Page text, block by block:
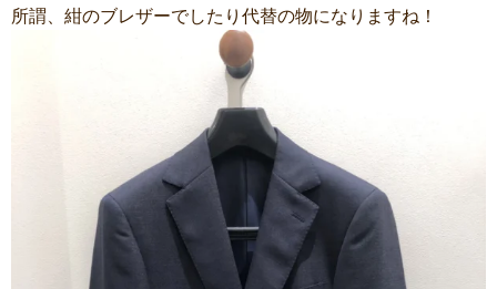
所謂、紺のブレザーでしたり代替の物になりますね！